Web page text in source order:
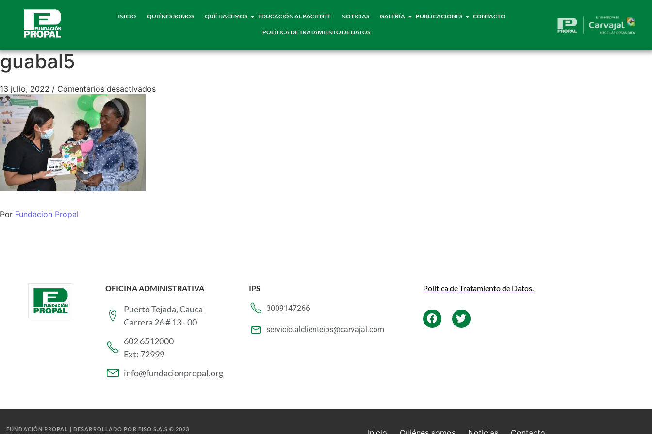
INICIO QUIÉNES SOMOS QUÉ HACEMOS EDUCACIÓN AL PACIENTE NOTICIAS GALERÍA PUBLICACIONES CONTACTO
POLÍTICA DE TRATAMIENTO DE DATOS
guabal5
13 julio, 2022 / Comentarios desactivados
Por Fundacion Propal
OFICINA ADMINISTRATIVA
Puerto Tejada, Cauca
Carrera 26 # 13 - 00
602 6512000
Ext: 72999
info@fundacionpropal.org
IPS
3009147266
servicio.alclienteips@carvajal.com
Política de Tratamiento de Datos.
FUNDACIÓN PROPAL | DESARROLLADO POR EISO S.A.S © 2023